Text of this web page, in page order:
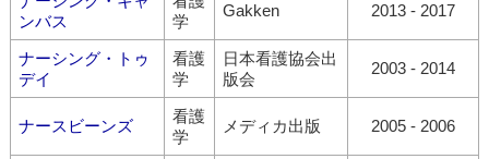
ンバス
学
Gakken 2013 - 2017
ナーシング・トゥ
デイ
看護
学
日本看護協会出
版会
2003 - 2014
ナースビーンズ
看護
学
メディカ出版 2005 - 2006